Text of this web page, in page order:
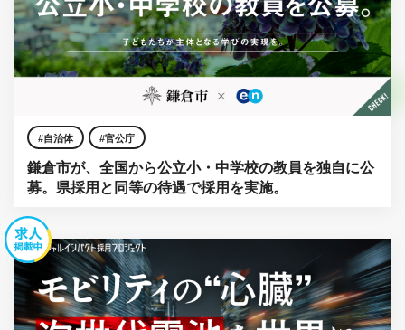
自治体 官公庁
鎌倉市が、全国から公立小・中学校の教員を独自に公
募。県採用と同等の待遇で採用を実施。